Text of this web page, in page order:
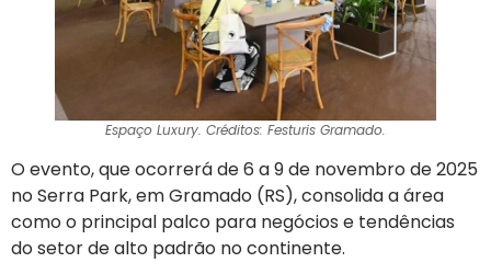
Espaço Luxury. Créditos: Festuris Gramado.
O evento, que ocorrerá de 6 a 9 de novembro de 2025
no Serra Park, em Gramado (RS), consolida a área
como o principal palco para negócios e tendências
do setor de alto padrão no continente.